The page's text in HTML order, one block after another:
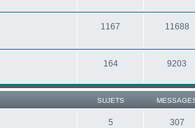
1167 11688
164 9203
SUJETS
5 307